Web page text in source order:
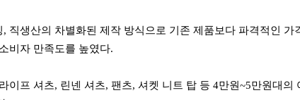
직생산의 차별화된 제작 방식으로 기존 제품보다 파격적인 가
비자 만족도를 높였다.
이프 셔츠, 린넨 셔츠, 팬츠, 셔켓 니트 탑 등 4만원~5만원대의